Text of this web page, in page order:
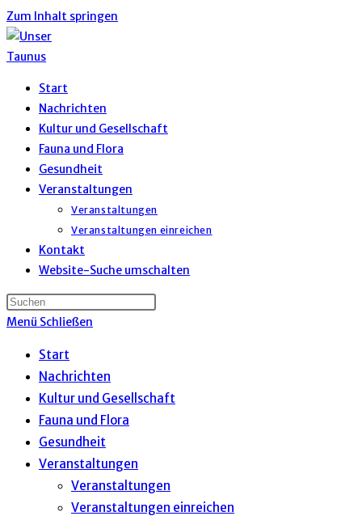
Zum Inhalt springen
Start
Nachrichten
Kultur und Gesellschaft
Fauna und Flora
Gesundheit
Veranstaltungen
Veranstaltungen
Veranstaltungen einreichen
Kontakt
Website-Suche umschalten
Menü Schließen
Start
Nachrichten
Kultur und Gesellschaft
Fauna und Flora
Gesundheit
Veranstaltungen
Veranstaltungen
Veranstaltungen einreichen